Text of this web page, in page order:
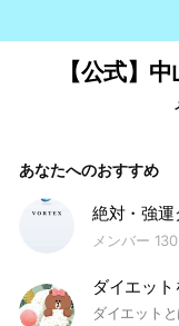
【公式】
あなたへのおすすめ
絶対・強運
メンバー
ダイエッ